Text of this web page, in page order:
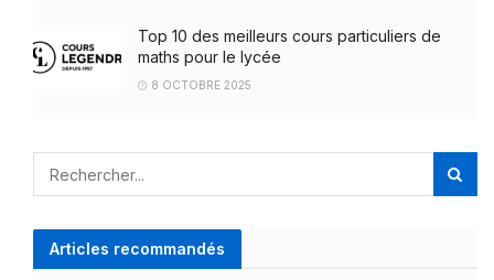
Top 10 des meilleurs cours particuliers de
maths pour le lycée
8 OCTOBRE 2025
Articles recommandés